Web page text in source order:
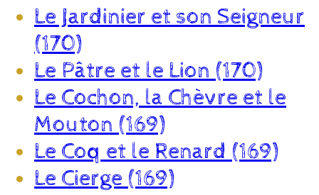
Le Jardinier et son Seigneur
(170)
Le Pâtre et le Lion (170)
Le Cochon, la Chèvre et le
Mouton (169)
Le Coq et le Renard (169)
Le Cierge (169)